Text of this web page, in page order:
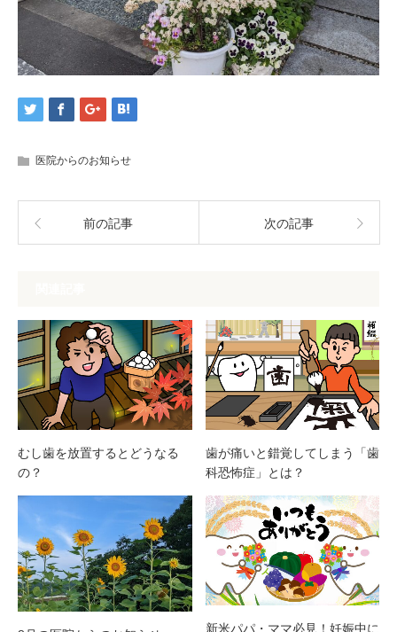
医院からのお知らせ
前の記事 次の記事
むし歯を放置するとどうなる
の？
歯が痛いと錯覚してしまう「歯
科恐怖症」とは？
新米パパ・ママ必見！妊娠中に